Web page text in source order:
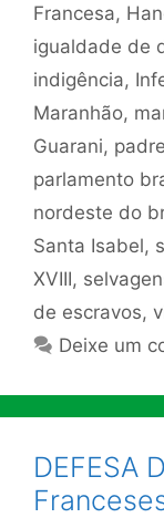
Francesa,
igualdade de
indigência,
Maranhão,
Guarani,
parlamento
nordeste do
Santa Isabel,
XVIII,
de escravos,
Deixe um
DEFESA